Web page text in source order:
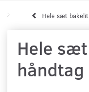
Hele sæt
Hele
håndtag